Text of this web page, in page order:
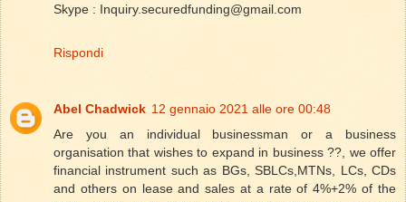
Skype : Inquiry.securedfunding@gmail.com
Rispondi
Abel Chadwick 12 gennaio 2021 alle ore 00:48
Are you an individual businessman or a business
organisation that wishes to expand in business ??, we offer
financial instrument such as BGs, SBLCs,MTNs, LCs, CDs
and others on lease and sales at a rate of 4%+2% of the